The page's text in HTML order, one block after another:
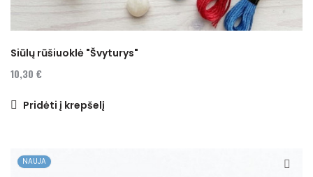
Siūlų rūšiuoklė "Švyturys"
10,30 €
Pridėti į krepšelį
NAUJA